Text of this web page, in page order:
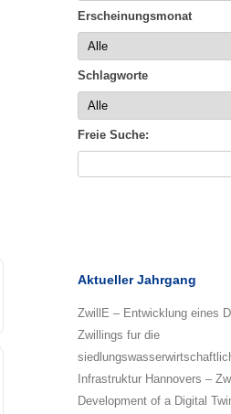
Erscheinungsmonat
Schlagworte
Freie Suche:
Aktueller Jahrgang
ZwillE – Entwicklung eines
Zwillings fur die
Infrastruktur Hannovers –
Development of a Digital